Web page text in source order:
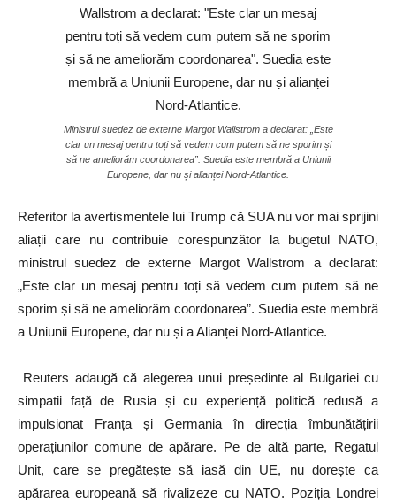
Ministrul suedez de externe Margot Wallstrom a declarat: „Este
clar un mesaj pentru toți să vedem cum putem să ne sporim și
să ne ameliorăm coordonarea”. Suedia este membră a Uniunii
Europene, dar nu și alianței Nord-Atlantice.
Referitor la avertismentele lui Trump că SUA nu vor mai sprijini
aliații care nu contribuie corespunzător la bugetul NATO,
ministrul suedez de externe Margot Wallstrom a declarat:
„Este clar un mesaj pentru toți să vedem cum putem să ne
sporim și să ne ameliorăm coordonarea”. Suedia este membră
a Uniunii Europene, dar nu și a Alianței Nord-Atlantice.
Reuters adaugă că alegerea unui președinte al Bulgariei cu
simpatii față de Rusia și cu experiență politică redusă a
impulsionat Franța și Germania în direcția îmbunătățirii
operațiunilor comune de apărare. Pe de altă parte, Regatul
Unit, care se pregătește să iasă din UE, nu dorește ca
apărarea europeană să rivalizeze cu NATO. Poziția Londrei